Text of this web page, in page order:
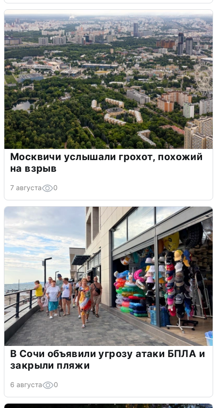
Москвичи услышали грохот, похожий
на взрыв
7 августа 0
В Сочи объявили угрозу атаки БПЛА и
закрыли пляжи
6 августа 0